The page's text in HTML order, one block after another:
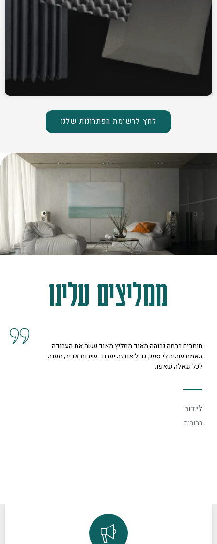
לחץ לרשימת הפתרונות שלנו
ממליצים עלינו
חומרים ברמה גבוהה מאוד ממליץ מאוד עשה את העבודה
האמת שהיה לי ספק גדול אם זה יעבוד. שירות אדיב, מענה
לכל שאלה שאפו.
לידור
רחובות